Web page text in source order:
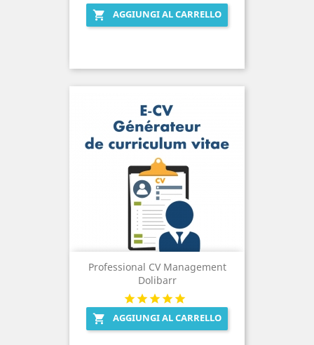

AGGIUNGI AL CARRELLO
Professional CV Management
Dolibarr
 AGGIUNGI AL CARRELLO